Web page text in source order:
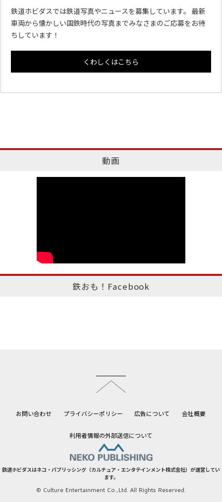
鉄道ホビダスでは鉄道写真やニュースを募集しています。 最新
車両から懐かしい国鉄時代の写真までみなさまのご応募をお待
ちしています！
くわしくはこちら
動画
鉄おも！Facebook
お問い合わせ プライバシーポリシー 広告について 会社概要
利用者情報の外部送信について
鉄道ホビダスはネコ・パブリッシング（カルチュア・エンタテインメント株式会社）が運営してい
ます。
© Culture Entertainment Co.,Ltd. All Rights Reserved.